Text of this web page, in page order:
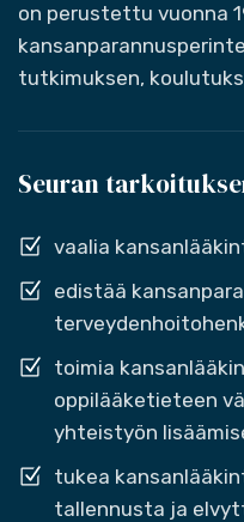
on perustettu vuonna
tutkimuksen,
Seuran
vaalia
edistää
toimia
oppilääketieteen
yhteistyön
tukea
tallennusta ja